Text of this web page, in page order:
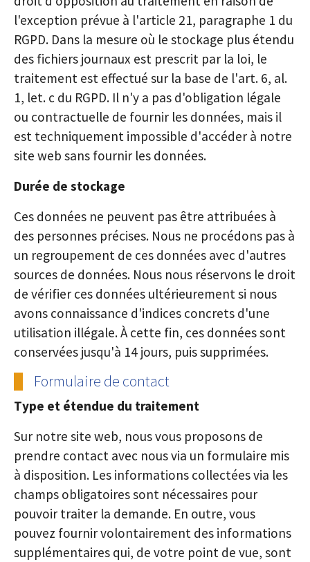
l'exception prévue à l'article 21, paragraphe 1 du
RGPD. Dans la mesure où le stockage plus étendu
des fichiers journaux est prescrit par la loi, le
traitement est effectué sur la base de l'art. 6, al.
1, let. c du RGPD. Il n'y a pas d'obligation légale
ou contractuelle de fournir les données, mais il
est techniquement impossible d'accéder à notre
site web sans fournir les données.
Durée de stockage
Ces données ne peuvent pas être attribuées à
des personnes précises. Nous ne procédons pas à
un regroupement de ces données avec d'autres
sources de données. Nous nous réservons le droit
de vérifier ces données ultérieurement si nous
avons connaissance d'indices concrets d'une
utilisation illégale. À cette fin, ces données sont
conservées jusqu'à 14 jours, puis supprimées.
Formulaire de contact
Type et étendue du traitement
Sur notre site web, nous vous proposons de
prendre contact avec nous via un formulaire mis
à disposition. Les informations collectées via les
champs obligatoires sont nécessaires pour
pouvoir traiter la demande. En outre, vous
pouvez fournir volontairement des informations
supplémentaires qui, de votre point de vue, sont